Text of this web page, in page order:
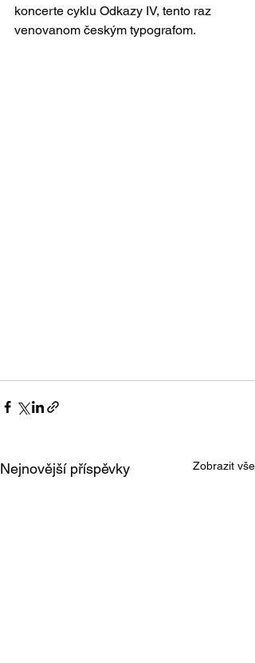
koncerte cyklu Odkazy IV, tento raz
venovanom českým typografom.
Nejnovější příspěvky Zobrazit vše